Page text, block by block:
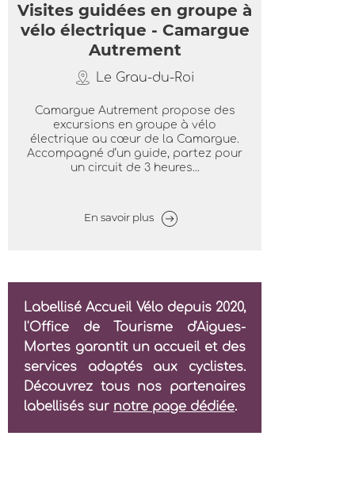
Visites guidées en groupe à
vélo électrique - Camargue
Autrement
Le Grau-du-Roi
Camargue Autrement propose des
excursions en groupe à vélo
électrique au cœur de la Camargue.
Accompagné d’un guide, partez pour
un circuit de 3 heures...
En savoir plus
Labellisé Accueil Vélo depuis 2020,
l'Office de Tourisme d'Aigues-
Mortes garantit un accueil et des
services adaptés aux cyclistes.
Découvrez tous nos partenaires
labellisés sur notre page dédiée.